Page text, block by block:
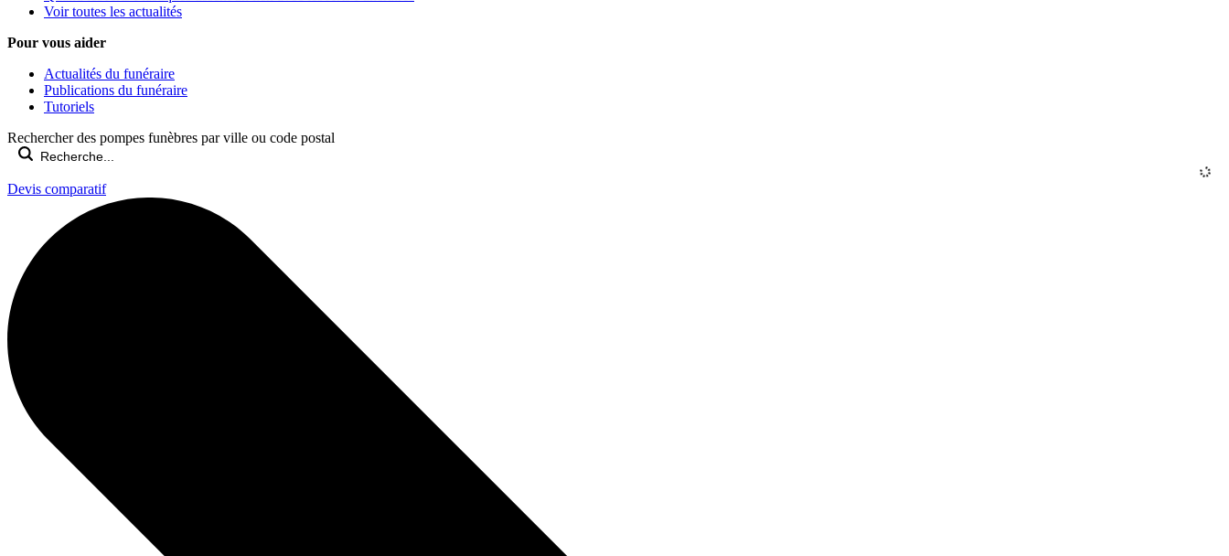
Voir toutes les actualités
Pour vous aider
Actualités du funéraire
Publications du funéraire
Tutoriels
Rechercher des pompes funèbres par ville ou code postal
Devis comparatif